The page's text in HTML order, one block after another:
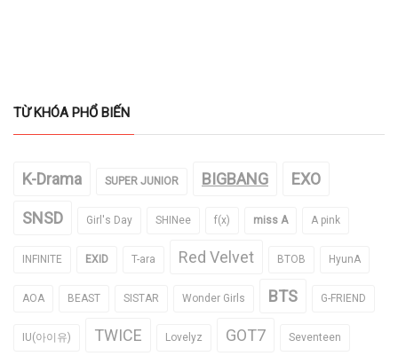
TỪ KHÓA PHỔ BIẾN
K-Drama SUPER JUNIOR BIGBANG EXO
SNSD Girl's Day SHINee f(x) miss A A pink
INFINITE EXID T-ara Red Velvet BTOB HyunA
AOA BEAST SISTAR Wonder Girls BTS G-FRIEND
IU(아이유) TWICE Lovelyz GOT7 Seventeen